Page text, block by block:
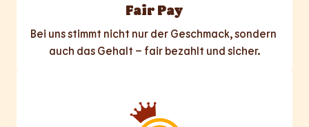
Fair Pay
Bei uns stimmt nicht nur der Geschmack, sondern
auch das Gehalt – fair bezahlt und sicher.